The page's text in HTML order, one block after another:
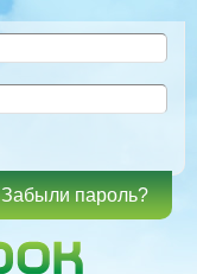
Забыли пароль?